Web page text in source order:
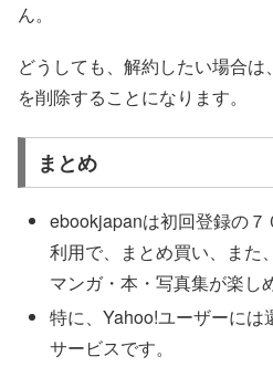
ん。
どうしても、解約したい場合は
を削除することになります。
まとめ
ebookjapanは初回登録の
利用で、まとめ買い、また
マンガ・本・写真集が楽し
特に、Yahoo!ユーザーに
サービスです。